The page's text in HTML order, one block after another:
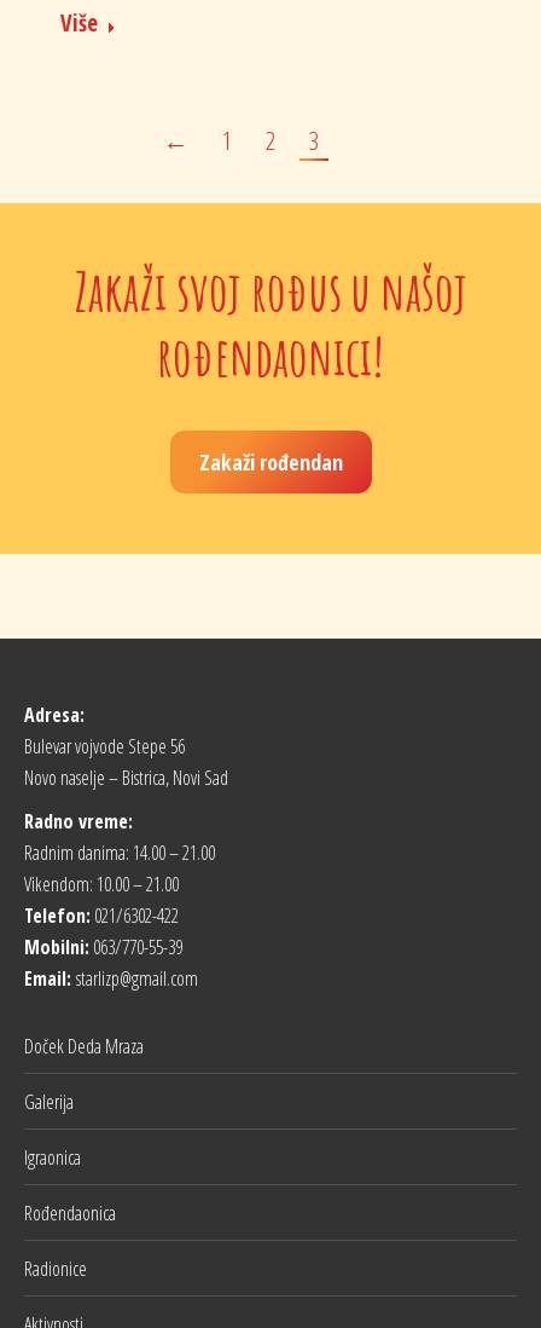
Više
← 1 2 3
Zakaži svoj rođus u našoj
rođendaonici!
Zakaži rođendan
Adresa:
Bulevar vojvode Stepe 56
Novo naselje – Bistrica, Novi Sad
Radno vreme:
Radnim danima: 14.00 – 21.00
Vikendom: 10.00 – 21.00
Telefon: 021/6302-422
Mobilni: 063/770-55-39
Email: starlizp@gmail.com
Doček Deda Mraza
Galerija
Igraonica
Rođendaonica
Radionice